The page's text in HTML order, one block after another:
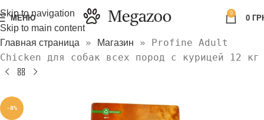
Skip to navigation
Skip to main content
МЕНЮ
0
0
Главная страница » Магазин » Profine Adult
Chicken для собак всех пород с курицей 12 кг
-8%